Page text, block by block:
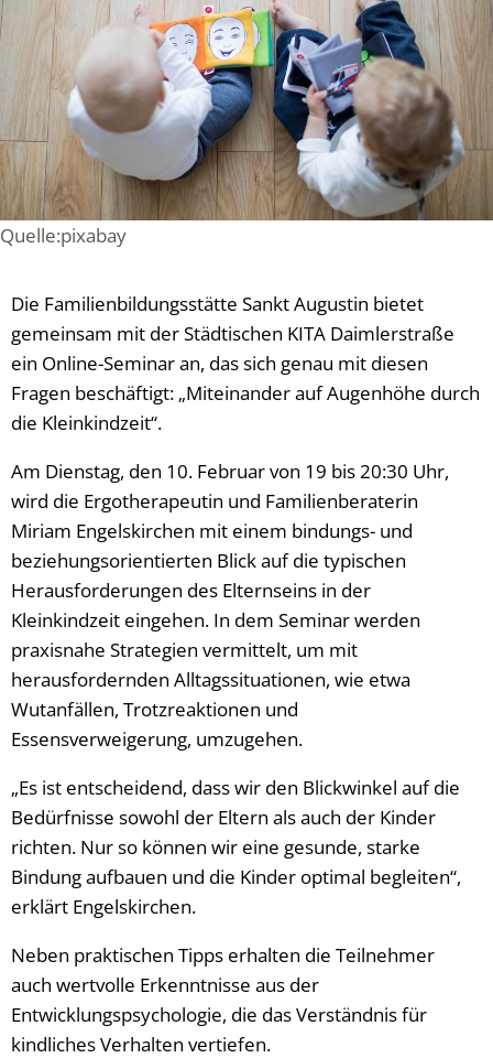
Quelle:pixabay
Die Familienbildungsstätte Sankt Augustin bietet
gemeinsam mit der Städtischen KITA Daimlerstraße
ein Online-Seminar an, das sich genau mit diesen
Fragen beschäftigt: „Miteinander auf Augenhöhe durch
die Kleinkindzeit“.
Am Dienstag, den 10. Februar von 19 bis 20:30 Uhr,
wird die Ergotherapeutin und Familienberaterin
Miriam Engelskirchen mit einem bindungs- und
beziehungsorientierten Blick auf die typischen
Herausforderungen des Elternseins in der
Kleinkindzeit eingehen. In dem Seminar werden
praxisnahe Strategien vermittelt, um mit
herausfordernden Alltagssituationen, wie etwa
Wutanfällen, Trotzreaktionen und
Essensverweigerung, umzugehen.
„Es ist entscheidend, dass wir den Blickwinkel auf die
Bedürfnisse sowohl der Eltern als auch der Kinder
richten. Nur so können wir eine gesunde, starke
Bindung aufbauen und die Kinder optimal begleiten“,
erklärt Engelskirchen.
Neben praktischen Tipps erhalten die Teilnehmer
auch wertvolle Erkenntnisse aus der
Entwicklungspsychologie, die das Verständnis für
kindliches Verhalten vertiefen.